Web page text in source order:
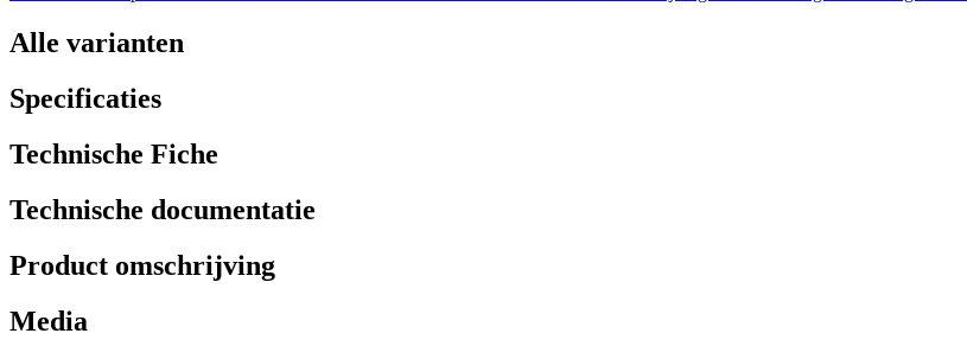
Alle varianten
Specificaties
Technische Fiche
Technische documentatie
Product omschrijving
Media